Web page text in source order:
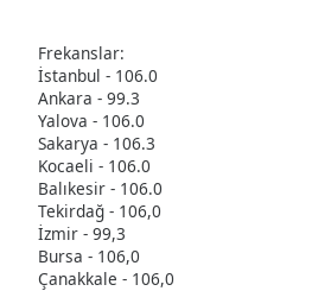
Frekanslar:
İstanbul - 106.0
Ankara - 99.3
Yalova - 106.0
Sakarya - 106.3
Kocaeli - 106.0
Balıkesir - 106.0
Tekirdağ - 106,0
İzmir - 99,3
Bursa - 106,0
Çanakkale - 106,0